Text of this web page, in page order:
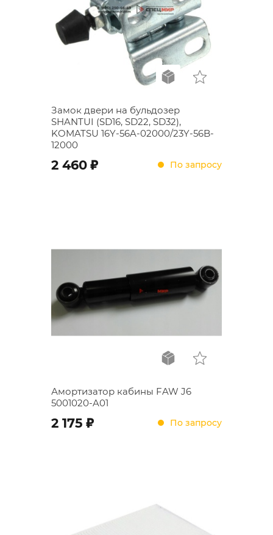
Замок двери на бульдозер
SHANTUI (SD16, SD22, SD32),
KOMATSU 16Y-56A-02000/23Y-56B-
12000
2 460 ; По запросу
Амортизатор кабины FAW J6
5001020-A01
2 175 ; По запросу